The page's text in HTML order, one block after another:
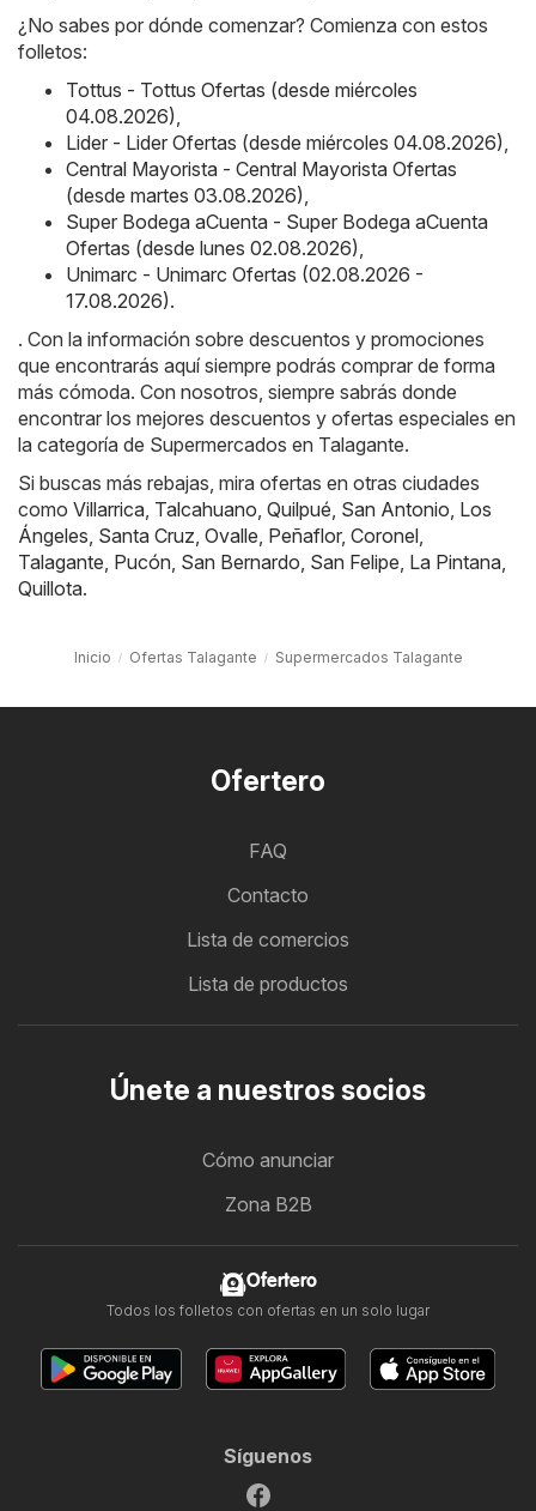
¿No sabes por dónde comenzar? Comienza con estos
folletos:
Tottus - Tottus Ofertas (desde miércoles
04.08.2026)
Lider - Lider Ofertas (desde miércoles 04.08.2026)
Central Mayorista - Central Mayorista Ofertas
(desde martes 03.08.2026)
Super Bodega aCuenta - Super Bodega aCuenta
Ofertas (desde lunes 02.08.2026)
Unimarc - Unimarc Ofertas (02.08.2026 -
17.08.2026).
. Con la información sobre descuentos y promociones
que encontrarás aquí siempre podrás comprar de forma
más cómoda. Con nosotros, siempre sabrás donde
encontrar los mejores descuentos y ofertas especiales en
la categoría de Supermercados en Talagante.
Si buscas más rebajas, mira ofertas en otras ciudades
como Villarrica Talcahuano Quilpué San Antonio Los
Ángeles Santa Cruz Ovalle Peñaflor, Coronel
Talagante Pucón San Bernardo San Felipe La Pintana
Quillota.
Inicio Ofertas Talagante Supermercados Talagante
Ofertero
FAQ
Contacto
Lista de comercios
Lista de productos
Únete a nuestros socios
Cómo anunciar
Zona B2B
Ofertero
Todos los folletos con ofertas en un solo lugar
Síguenos